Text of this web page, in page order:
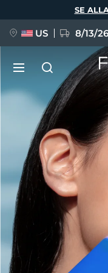
SE
US 8/13/26
NYHET
FAQ™ Pure
BREAKING NEWS
issa™ Teeth
Språk
English
Français
Polski
Türkçe